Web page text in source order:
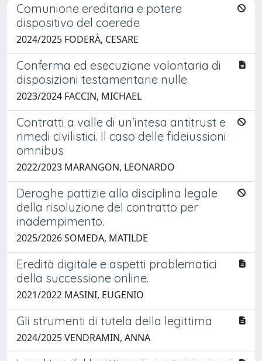
Comunione ereditaria e potere
dispositivo del coerede
2024/2025 FODERÀ, CESARE
Conferma ed esecuzione volontaria di
disposizioni testamentarie nulle.
2023/2024 FACCIN, MICHAEL
Contratti a valle di un'intesa antitrust e
rimedi civilistici. Il caso delle fideiussioni
omnibus
2022/2023 MARANGON, LEONARDO
Deroghe pattizie alla disciplina legale
della risoluzione del contratto per
inadempimento.
2025/2026 SOMEDA, MATILDE
Eredità digitale e aspetti problematici
della successione online.
2021/2022 MASINI, EUGENIO
Gli strumenti di tutela della legittima
2024/2025 VENDRAMIN, ANNA